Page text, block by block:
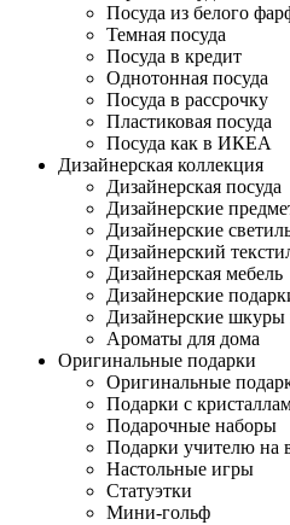
Посуда из белого
Темная посуда
Посуда в кредит
Однотонная посуда
Посуда в рассрочку
Пластиковая посуда
Посуда как в ИКЕА
Дизайнерская коллекция
Дизайнерская посуда
Дизайнерские
Дизайнерские
Дизайнерский
Дизайнерская мебель
Дизайнерские
Дизайнерские шкуры
Ароматы для дома
Оригинальные подарки
Оригинальные
Подарки с
Подарочные наборы
Подарки учителю на
Настольные игры
Статуэтки
Мини-гольф